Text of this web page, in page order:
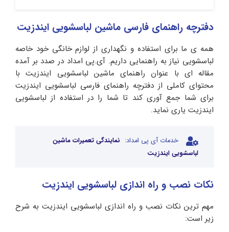
دفترچه راهنمای فارسی ماشین لباسشویی ایندزیت
همه ی ما برای استفاده و نگهداری از لوازم خانگی خود خاصه
لباسشویی نیاز به راهنمایی داریم. آی.پی امداد در صدد بر آمده
مقاله ای با عنوان راهنمای ماشین لباسشویی ایندزیت با
محتوای کاملی از دفترچه راهنمای فارسی لباسشویی ایندزیت
برای شما جمع آوری کند تا شما را در استفاده از لباسشویی
ایندزیت یاری نماید.
خدمات آی پی امداد: نمایندگی تعمیرات ماشین
لباسشویی ایندزیت
نکات نصب و راه اندازی لباسشویی ایندزیت
مهم ترین نکات نصب و راه اندازی لباسشویی ایندزیت به شرح
زیر است: